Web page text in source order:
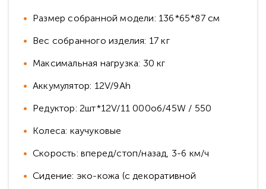
Размер собранной модели: 136*65*87 см
Вес собранного изделия: 17 кг
Максимальная нагрузка: 30 кг
Аккумулятор: 12V/9Ah
Редуктор: 2шт*12V/11 000об/45W / 550
Колеса: каучуковые
Скорость: вперед/стоп/назад, 3-6 км/ч
Сидение: эко-кожа (с декоративной